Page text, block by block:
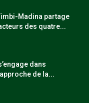
Madina partage
des quatre...
dans
de la...